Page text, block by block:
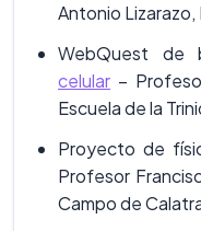
Antonio Lizarazo,
WebQuest de
celular –
Escuela de la
Proyecto de
Profesor
Campo de